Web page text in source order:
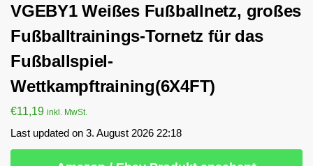
VGEBY1 Weißes Fußballnetz, großes
Fußballtrainings-Tornetz für das
Fußballspiel-
Wettkampftraining(6X4FT)
€11,19 inkl. MwSt.
Last updated on 3. August 2026 22:18